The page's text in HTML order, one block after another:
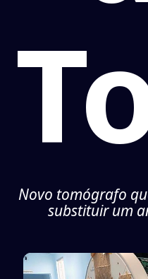
Novo tomógrafo
substituir um